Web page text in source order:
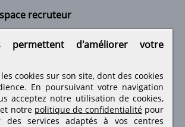
recruteur
nous sur les réseaux sociaux
permettent d'améliorer votre
les cookies sur son site, dont des cookies
En poursuivant votre navigation
acceptez notre utilisation de cookies,
et notre politique de confidentialité pour
des services adaptés à vos centres